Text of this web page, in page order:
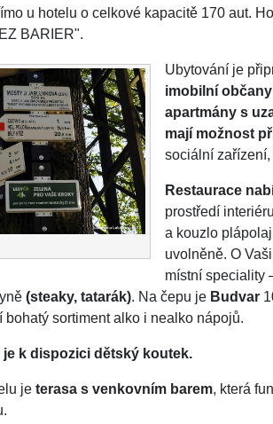
u hotelu o celkové kapacitě 170 aut.
BARIER".
Ubytování je
imobilní
apartmány s
mají možnost
sociální zařízení,
Restaurace
prostředí
a kouzlo
uvolněně. O
místní speciality
(steaky, tatarák). Na čepu je Budvar
bohatý sortiment alko i nealko nápojů.
je k dispozici dětský koutek.
je terasa s venkovním barem, která